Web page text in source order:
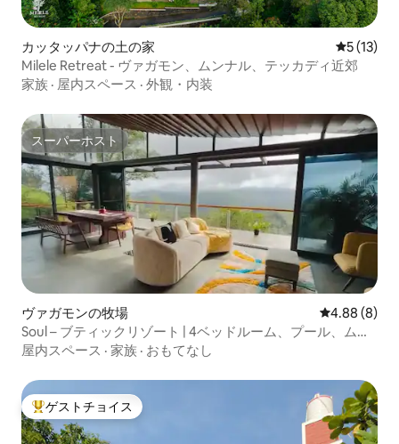
カッタッパナの土の家 レビュー
5 (13)
Milele Retreat - ヴァガモン、ムンナル、テッカディ近郊
家族 · 屋内スペース · 外観・内装
スーパーホスト
スーパーホスト
ヴァガモンの牧場 レビュー8件
4.88 (8)
Soul – ブティックリゾート | 4ベッドルーム、プール、ムー
ビーナイト
屋内スペース · 家族 · おもてなし
大好評のゲストチョイスです。
ゲストチョイス